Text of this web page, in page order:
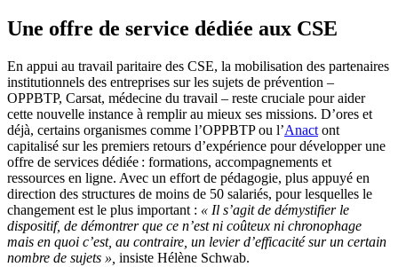
Une offre de service dédiée aux CSE
En appui au travail paritaire des CSE, la mobilisation des partenaires
institutionnels des entreprises sur les sujets de prévention –
OPPBTP, Carsat, médecine du travail – reste cruciale pour aider
cette nouvelle instance à remplir au mieux ses missions. D’ores et
déjà, certains organismes comme l’OPPBTP ou l’Anact ont
capitalisé sur les premiers retours d’expérience pour développer une
offre de services dédiée : formations, accompagnements et
ressources en ligne. Avec un effort de pédagogie, plus appuyé en
direction des structures de moins de 50 salariés, pour lesquelles le
changement est le plus important : « Il s’agit de démystifier le
dispositif, de démontrer que ce n’est ni coûteux ni chronophage
mais en quoi c’est, au contraire, un levier d’efficacité sur un certain
nombre de sujets », insiste Hélène Schwab.